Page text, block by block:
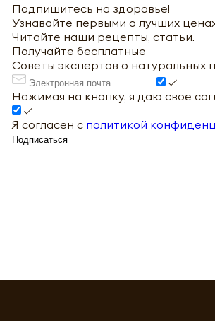
Подпишитесь на здоровье!
Узнавайте первыми о лучших
Читайте наши рецепты, статьи.
Получайте бесплатные
Советы экспертов о натуральных
Нажимая на кнопку, я даю свое
Я согласен с политикой
Подписаться